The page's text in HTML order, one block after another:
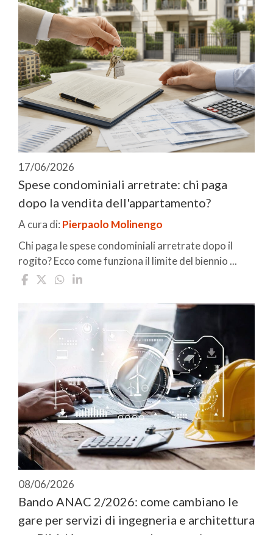
17/06/2026
Spese condominiali arretrate: chi paga
dopo la vendita dell'appartamento?
A cura di: Pierpaolo Molinengo
Chi paga le spese condominiali arretrate dopo il
rogito? Ecco come funziona il limite del biennio ...
08/06/2026
Bando ANAC 2/2026: come cambiano le
gare per servizi di ingegneria e architettura